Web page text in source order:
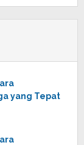
yang Tepat